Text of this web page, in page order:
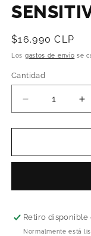
Precio
habitual
$16.990 CLP
Los gastos de envío se
Cantidad
Reducir
cantidad
para
HEAD
SOUL
ML
Retiro
Normalmente está